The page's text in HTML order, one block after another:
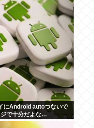
にAndroid autoつないで
で十分だよな…